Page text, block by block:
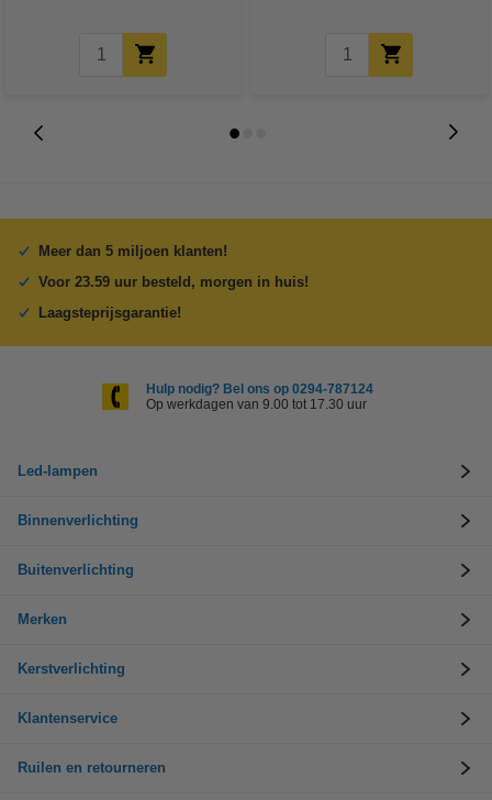
Meer dan 5 miljoen klanten!
Voor 23.59 uur besteld, morgen in huis!
Laagsteprijsgarantie!
Hulp nodig? Bel ons op 0294-787124
Op werkdagen van 9.00 tot 17.30 uur
Led-lampen
Binnenverlichting
Buitenverlichting
Merken
Kerstverlichting
Klantenservice
Ruilen en retourneren